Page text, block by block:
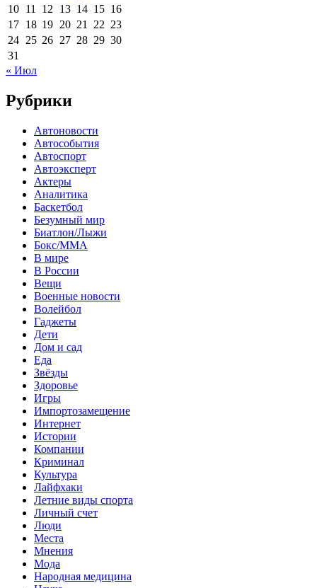
10 11 12 13 14 15 16
17 18 19 20 21 22 23
24 25 26 27 28 29 30
31
« Июл
Рубрики
Автоновости
Автособытия
Автоспорт
Автоэксперт
Актеры
Аналитика
Баскетбол
Безумный мир
Биатлон/Лыжи
Бокс/MMA
В мире
В России
Вещи
Военные новости
Волейбол
Гаджеты
Дети
Дом и сад
Еда
Звёзды
Здоровье
Игры
Импортозамещение
Интернет
Истории
Компании
Криминал
Культура
Лайфхаки
Летние виды спорта
Личный счет
Люди
Места
Мнения
Мода
Народная медицина